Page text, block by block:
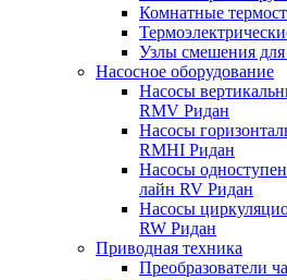
Комнатные
Узлы смешения
Насосное оборудование
Насосы
RMV Ридан
Насосы
RMHI Ридан
Насосы
лайн RV Ридан
Насосы
RW Ридан
Приводная техника
Преобразователи